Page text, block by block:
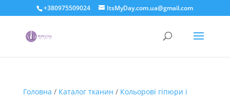
+380975509024 ItsMyDay.com.ua@gmail.com
Головна / Каталог тканин / Кольорові гіпюри і